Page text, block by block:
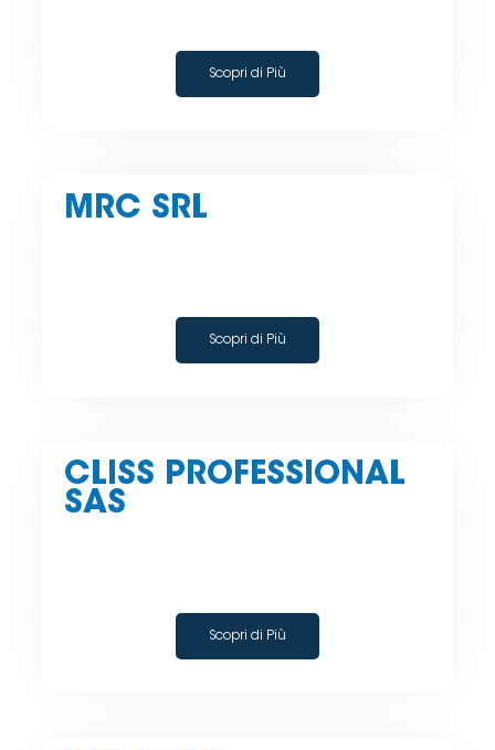
Scopri di Più
MRC SRL
Scopri di Più
CLISS PROFESSIONAL
SAS
Scopri di Più